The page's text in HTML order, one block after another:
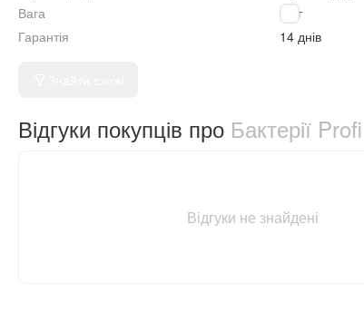
Вага
25 г
Гарантія
14 днів
Відгуки покупців про Бактерії
Відгуки не знайдені